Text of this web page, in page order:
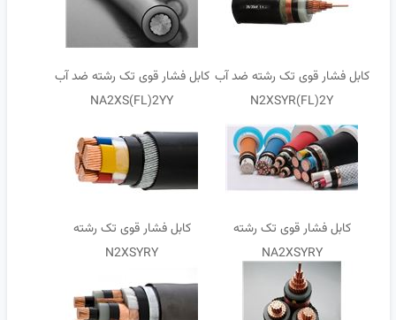
کابل فشار قوی تک رشته ضد آب
N2XSYR(FL)2Y
کابل فشار قوی تک رشته ضد آب
NA2XS(FL)2YY
کابل فشار قوی تک رشته
NA2XSYRY
کابل فشار قوی تک رشته
N2XSYRY